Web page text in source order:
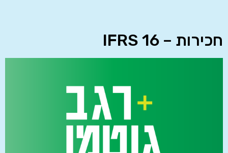
חכירות – IFRS 16